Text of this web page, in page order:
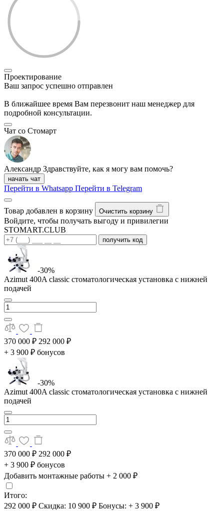
Проектирование
Ваш запрос успешно отправлен
В ближайшее время Вам перезвонит наш менеджер для
подробной консультации.
Чат со Стомарт
Александр Здравствуйте, как я могу вам помочь?
начать чат
Перейти в Whatsapp Перейти в Telegram
Товар добавлен в корзину Очистить корзину
Войдите, чтобы получать выгоду и привилегии
STOMART.CLUB
получить код
-30%
Azimut 400A classic стоматологическая установка с нижней
подачей
370 000 ₽ 292 000 ₽
+ 3 900 ₽ бонусов
-30%
Azimut 400A classic стоматологическая установка с нижней
подачей
370 000 ₽ 292 000 ₽
+ 3 900 ₽ бонусов
Добавить монтажные работы + 2 000 ₽
Итого:
292 000 ₽ Скидка: 10 900 ₽ Бонусы: + 3 900 ₽